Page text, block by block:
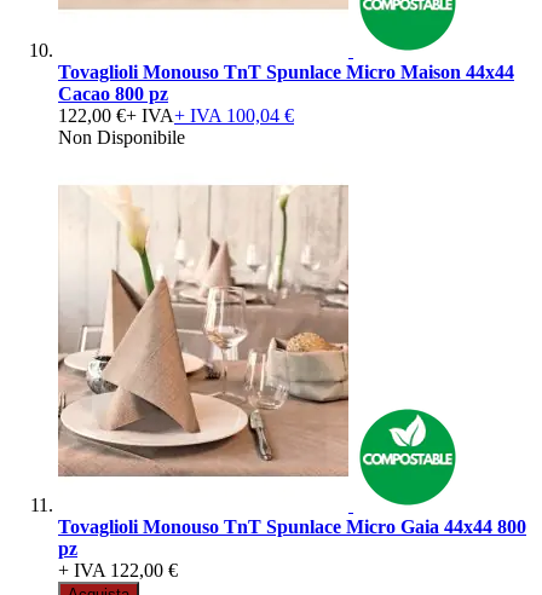
Tovaglioli Monouso TnT Spunlace Micro Maison 44x44
Cacao 800 pz
122,00 €+ IVA+ IVA 100,04 €
Non Disponibile
Tovaglioli Monouso TnT Spunlace Micro Gaia 44x44 800
pz
+ IVA 122,00 €